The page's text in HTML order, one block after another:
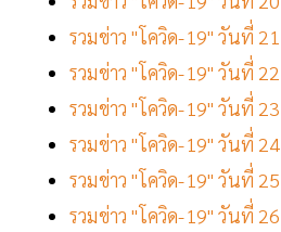
รวมข่าว "โควิด-19" วันที่
รวมข่าว "โควิด-19" วันที่
รวมข่าว "โควิด-19" วันที่
รวมข่าว "โควิด-19" วันที่
รวมข่าว "โควิด-19" วันที่
รวมข่าว "โควิด-19" วันที่